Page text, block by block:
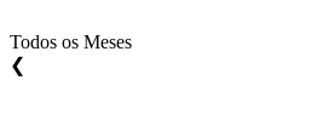
Todos os Meses
❮